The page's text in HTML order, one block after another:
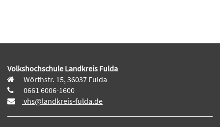
Volkshochschule Landkreis Fulda
Wörthstr. 15, 36037 Fulda
0661 6006-1600
vhs@landkreis-fulda.de